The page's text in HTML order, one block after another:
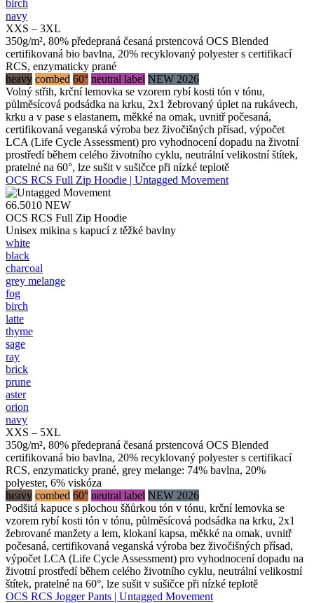
birch
navy
XXS – 3XL
350g/m², 80% předepraná česaná prstencová OCS Blended
certifikovaná bio bavlna, 20% recyklovaný polyester s certifikací
RCS, enzymaticky prané
heavy combed 60° neutral label NEW 2026
Volný střih, krční lemovka se vzorem rybí kosti tón v tónu,
půlměsícová podsádka na krku, 2x1 žebrovaný úplet na rukávech,
krku a v pase s elastanem, měkké na omak, uvnitř počesaná,
certifikovaná veganská výroba bez živočišných přísad, výpočet
LCA (Life Cycle Assessment) pro vyhodnocení dopadu na životní
prostředí během celého životního cyklu, neutrální velikostní štítek,
pratelné na 60°, lze sušit v sušičce při nízké teplotě
OCS RCS Full Zip Hoodie | Untagged Movement
66.5010 NEW
OCS RCS Full Zip Hoodie
Unisex mikina s kapucí z těžké bavlny
white
black
charcoal
grey melange
fog
birch
latte
thyme
sage
ray
brick
prune
aster
orion
navy
XXS – 5XL
350g/m², 80% předepraná česaná prstencová OCS Blended
certifikovaná bio bavlna, 20% recyklovaný polyester s certifikací
RCS, enzymaticky prané, grey melange: 74% bavlna, 20%
polyester, 6% viskóza
heavy combed 60° neutral label NEW 2026
Podšitá kapuce s plochou šňůrkou tón v tónu, krční lemovka se
vzorem rybí kosti tón v tónu, půlměsícová podsádka na krku, 2x1
žebrované manžety a lem, klokaní kapsa, měkké na omak, uvnitř
počesaná, certifikovaná veganská výroba bez živočišných přísad,
výpočet LCA (Life Cycle Assessment) pro vyhodnocení dopadu na
životní prostředí během celého životního cyklu, neutrální velikostní
štítek, pratelné na 60°, lze sušit v sušičce při nízké teplotě
OCS RCS Jogger Pants | Untagged Movement